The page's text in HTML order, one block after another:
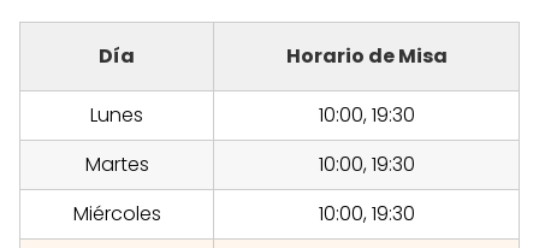
Día Horario de Misa
Lunes
10:00, 19:30
Martes
10:00, 19:30
Miércoles
10:00, 19:30